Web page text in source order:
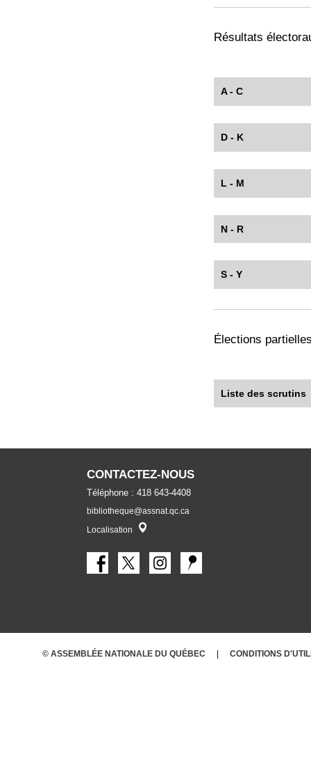
Résultats
A - C
D - K
L - M
N - R
S - Y
Élections
Liste des scrutins
CONTACTEZ-NOUS
Téléphone : 418 643-4408
bibliotheque@assnat.qc.ca
Localisation
© ASSEMBLÉE NATIONALE DU QUÉBEC CONDITIONS